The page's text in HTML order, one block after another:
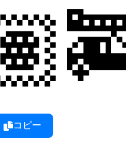
コピー